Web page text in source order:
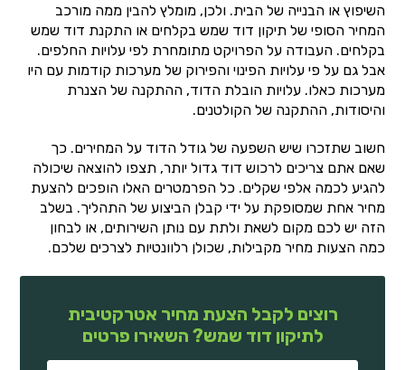
השיפוץ או הבנייה של הבית. ולכן, מומלץ להבין ממה מורכב
המחיר הסופי של תיקון דוד שמש בקלחים או התקנת דוד שמש
בקלחים. העבודה על הפרויקט מתומחרת לפי עלויות החלפים.
אבל גם על פי עלויות הפינוי והפירוק של מערכות קודמות עם היו
מערכות כאלו. עלויות הובלת הדוד, ההתקנה של הצנרת
והיסודות, ההתקנה של הקולטנים.
חשוב שתזכרו שיש השפעה של גודל הדוד על המחירים. כך
שאם אתם צריכים לרכוש דוד גדול יותר, תצפו להוצאה שיכולה
להגיע לכמה אלפי שקלים. כל הפרמטרים האלו הופכים להצעת
מחיר אחת שמסופקת על ידי קבלן הביצוע של התהליך. בשלב
הזה יש לכם מקום לשאת ולתת עם נותן השירותים, או לבחון
כמה הצעות מחיר מקבילות, שכולן רלוונטיות לצרכים שלכם.
רוצים לקבל הצעת מחיר אטרקטיבית
לתיקון דוד שמש? השאירו פרטים